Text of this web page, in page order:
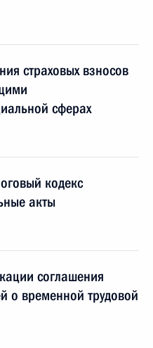
страховых взносов
сферах
кодекс
акты
соглашения
о временной трудовой